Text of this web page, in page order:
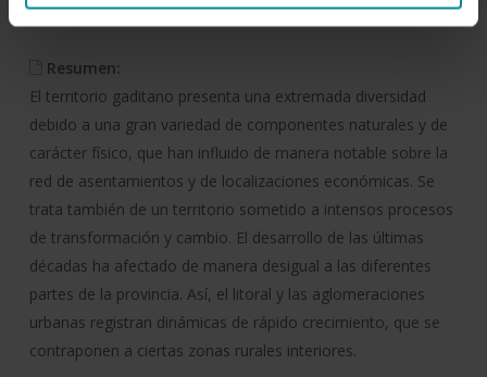
5 de octubre de 2003
Resumen:
El territorio gaditano presenta una extremada diversidad
debido a una gran variedad de componentes naturales y de
carácter físico, que han influido de manera notable sobre la
red de asentamientos y de localizaciones económicas. Se
trata también de un territorio sometido a intensos procesos
de transformación y cambio. El desarrollo de las últimas
décadas ha afectado de manera desigual a las diferentes
partes de la provincia. Así, el litoral y las aglomeraciones
urbanas registran dinámicas de rápido crecimiento, que se
contraponen a ciertas zonas rurales interiores.